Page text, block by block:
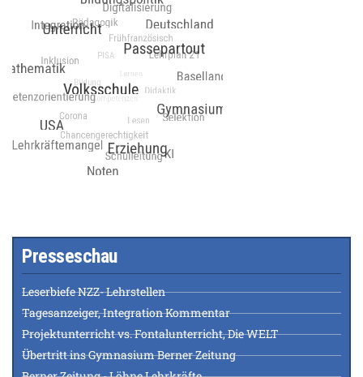
Presseschau
Leserbiefe NZZ- Lehrstellen
Tagesanzeiger, Integration Kommentar
Projektunterricht vs. Fontalunterricht, Die WELT
Übertritt ins Gymnasium Berner Zeitung